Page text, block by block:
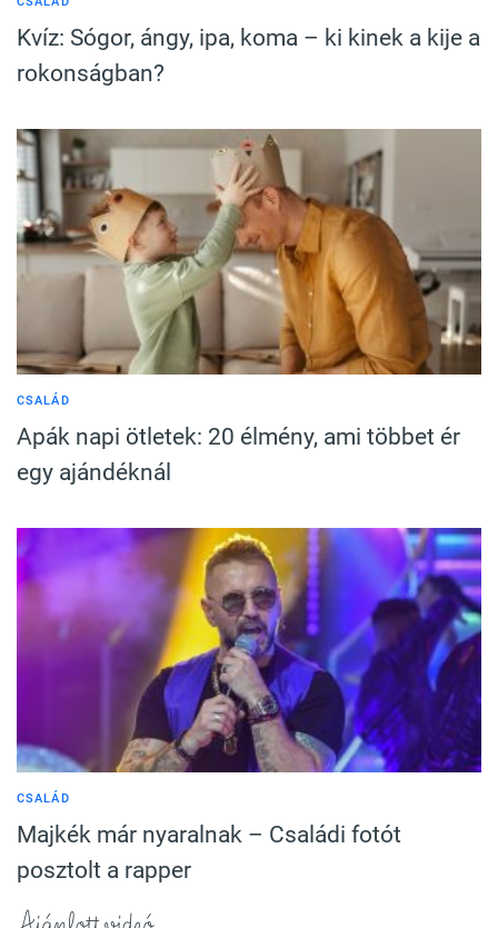
Kvíz: Sógor, ángy, ipa, koma – ki kinek a kije a
rokonságban?
CSALÁD
Apák napi ötletek: 20 élmény, ami többet ér
egy ajándéknál
CSALÁD
Majkék már nyaralnak – Családi fotót
posztolt a rapper